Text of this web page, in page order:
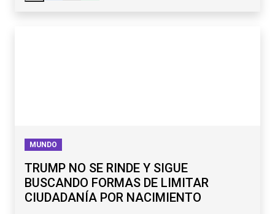
MUNDO
TRUMP NO SE RINDE Y SIGUE
BUSCANDO FORMAS DE LIMITAR
CIUDADANÍA POR NACIMIENTO